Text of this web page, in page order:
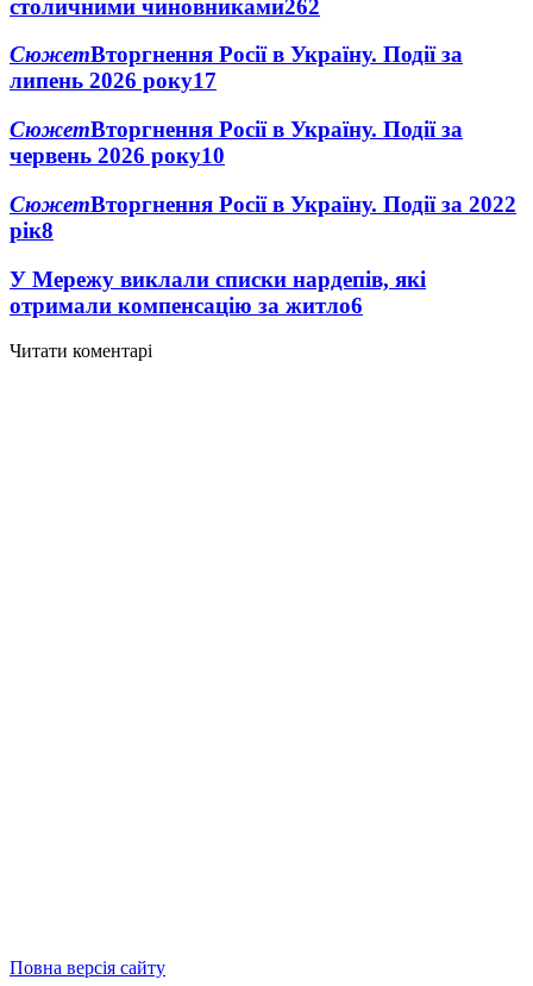
столичними чиновниками262
СюжетВторгнення Росії в Україну. Події за
липень 2026 року17
СюжетВторгнення Росії в Україну. Події за
червень 2026 року10
СюжетВторгнення Росії в Україну. Події за 2022
рік8
У Мережу виклали списки нардепів, які
отримали компенсацію за житло6
Читати коментарі
Повна версія сайту